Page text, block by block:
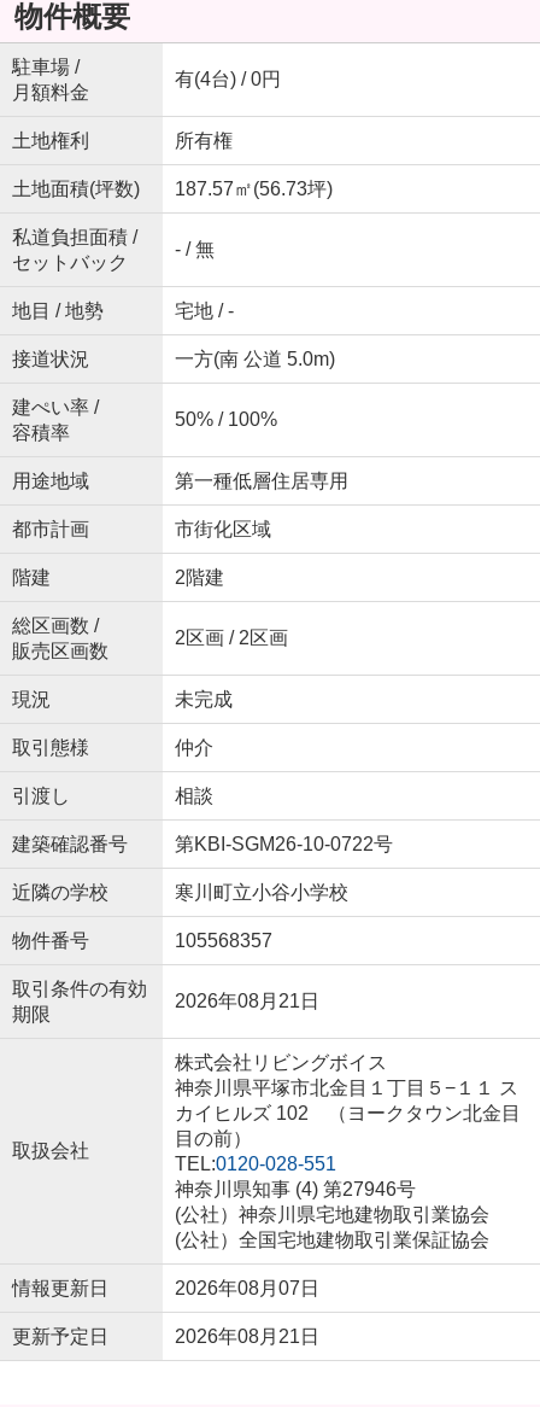
物件概要
駐車場 /
月額料金
有(4台) / 0円
土地権利 所有権
土地面積(坪数) 187.57㎡(56.73坪)
私道負担面積 /
セットバック
- / 無
地目 / 地勢 宅地 / -
接道状況 一方(南 公道 5.0m)
建ぺい率 /
容積率
50% / 100%
用途地域 第一種低層住居専用
都市計画 市街化区域
階建 2階建
総区画数 /
販売区画数
2区画 / 2区画
現況 未完成
取引態様 仲介
引渡し 相談
建築確認番号 第KBI-SGM26-10-0722号
近隣の学校 寒川町立小谷小学校
物件番号 105568357
取引条件の有効
期限
2026年08月21日
取扱会社
株式会社リビングボイス
神奈川県平塚市北金目１丁目５−１１ ス
カイヒルズ 102 （ヨークタウン北金目
目の前）
TEL:0120-028-551
神奈川県知事 (4) 第27946号
(公社）神奈川県宅地建物取引業協会
(公社）全国宅地建物取引業保証協会
情報更新日 2026年08月07日
更新予定日 2026年08月21日